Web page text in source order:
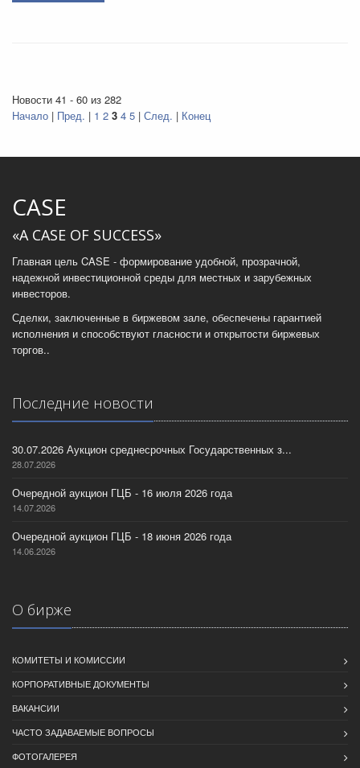
Новости 41 - 60 из 282
Начало | Пред. | 1 2 3 4 5 | След. | Конец
CASE
«A CASE OF SUCCESS»
Главная цель CASE - формирование удобной, прозрачной,
надежной инвестиционной среды для местных и зарубежных
инвесторов.
Сделки, заключенные в биржевом зале, обеспечены гарантией
исполнения и способствуют гласности и открытости биржевых
торгов..
Последние новости
30.07.2026 Аукцион среднесрочных Государственных з...
28.07.2026
Очередной аукцион ГЦБ - 16 июля 2026 года
14.07.2026
Очередной аукцион ГЦБ - 18 июня 2026 года
14.06.2026
О бирже
КОМИТЕТЫ И КОМИССИИ
КОРПОРАТИВНЫЕ ДОКУМЕНТЫ
ВАКАНСИИ
ЧАСТО ЗАДАВАЕМЫЕ ВОПРОСЫ
ФОТОГАЛЕРЕЯ